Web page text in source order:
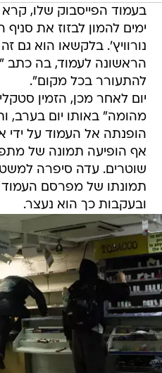
בעמוד הפייסבוק שלו,
ימים להמון לבזוז את סניף
נורוויץ'. בלקשאו הוא גם
הראשונה לעמוד, בה כתב
להתעורר בכל מקום".
יום לאחר מכן, הזמין
מהומה" באותו יום
הופנתה אל העמוד על ידי
אף הופיעה תמונה של
שוטרים. עדה סיפרה
תמונתו של מפרסם העמוד
ובעקבות כך הוא נעצר.